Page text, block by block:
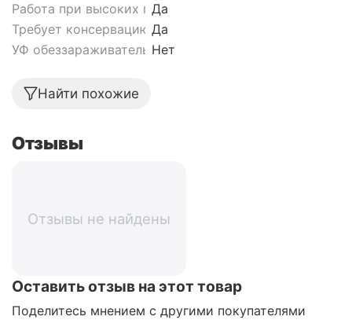
Работа при высоких грунтовых водах септика
Да
Требует консервацию Да
УФ обеззараживатель Нет
Найти похожие
Отзывы
Отзывы не найдены
Оставить отзыв на этот товар
Поделитесь мнением с другими покупателями